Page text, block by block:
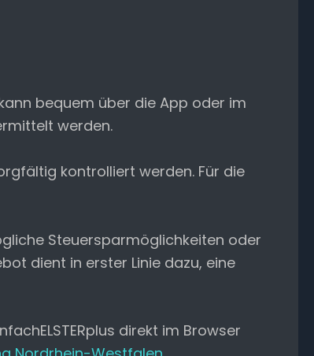
bequem über die App oder im
werden.
kontrolliert werden. Für die
Steuersparmöglichkeiten oder
dient in erster Linie dazu, eine
direkt im Browser